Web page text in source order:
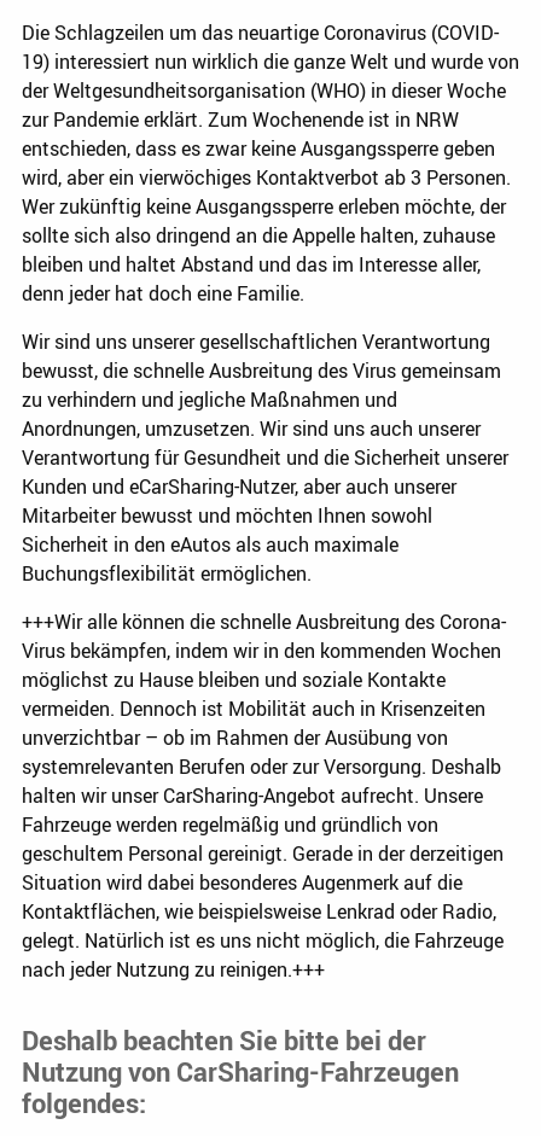
Die Schlagzeilen um das neuartige Coronavirus (COVID-
19) interessiert nun wirklich die ganze Welt und wurde von
der Weltgesundheitsorganisation (WHO) in dieser Woche
zur Pandemie erklärt. Zum Wochenende ist in NRW
entschieden, dass es zwar keine Ausgangssperre geben
wird, aber ein vierwöchiges Kontaktverbot ab 3 Personen.
Wer zukünftig keine Ausgangssperre erleben möchte, der
sollte sich also dringend an die Appelle halten, zuhause
bleiben und haltet Abstand und das im Interesse aller,
denn jeder hat doch eine Familie.
Wir sind uns unserer gesellschaftlichen Verantwortung
bewusst, die schnelle Ausbreitung des Virus gemeinsam
zu verhindern und jegliche Maßnahmen und
Anordnungen, umzusetzen. Wir sind uns auch unserer
Verantwortung für Gesundheit und die Sicherheit unserer
Kunden und eCarSharing-Nutzer, aber auch unserer
Mitarbeiter bewusst und möchten Ihnen sowohl
Sicherheit in den eAutos als auch maximale
Buchungsflexibilität ermöglichen.
+++Wir alle können die schnelle Ausbreitung des Corona-
Virus bekämpfen, indem wir in den kommenden Wochen
möglichst zu Hause bleiben und soziale Kontakte
vermeiden. Dennoch ist Mobilität auch in Krisenzeiten
unverzichtbar – ob im Rahmen der Ausübung von
systemrelevanten Berufen oder zur Versorgung. Deshalb
halten wir unser CarSharing-Angebot aufrecht. Unsere
Fahrzeuge werden regelmäßig und gründlich von
geschultem Personal gereinigt. Gerade in der derzeitigen
Situation wird dabei besonderes Augenmerk auf die
Kontaktflächen, wie beispielsweise Lenkrad oder Radio,
gelegt. Natürlich ist es uns nicht möglich, die Fahrzeuge
nach jeder Nutzung zu reinigen.+++
Deshalb beachten Sie bitte bei der
Nutzung von CarSharing-Fahrzeugen
folgendes: